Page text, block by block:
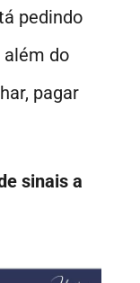
pedindo
além do
pagar
sinais a